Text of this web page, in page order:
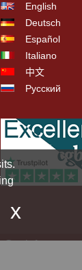
English
Deutsch
Español
Italiano
中文
Русский
x